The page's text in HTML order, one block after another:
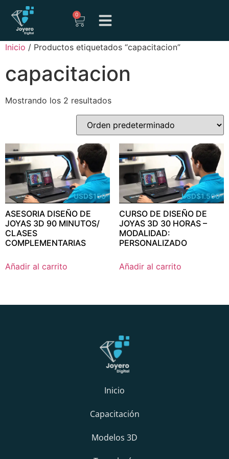
0
Inicio / Productos etiquetados “capacitacion”
capacitacion
Mostrando los 2 resultados
USD$150
ASESORIA DISEÑO DE
JOYAS 3D 90 MINUTOS/
CLASES
COMPLEMENTARIAS
Añadir al carrito
USD$1.500
CURSO DE DISEÑO DE
JOYAS 3D 30 HORAS –
MODALIDAD:
PERSONALIZADO
Añadir al carrito
Inicio
Capacitación
Modelos 3D